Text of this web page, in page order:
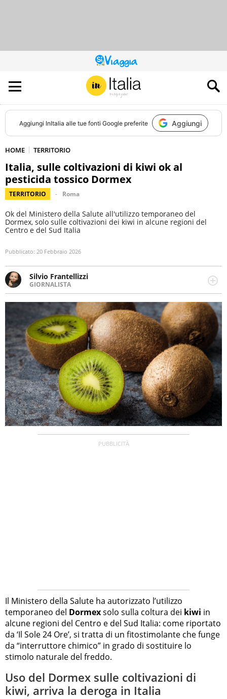
QUESTO
SITO
CONTRIBUISCE
ALL’AUDIENCE
DI
Aggiungi InItalia alle tue fonti Google preferite Aggiungi
HOME TERRITORIO
Italia, sulle coltivazioni di kiwi ok al
pesticida tossico Dormex
TERRITORIO Roma
Ok del Ministero della Salute all'utilizzo temporaneo del
Dormex, solo sulle coltivazioni dei kiwi in alcune regioni del
Centro e del Sud Italia
Pubblicato: 20 Febbraio 2026
Silvio Frantellizzi
GIORNALISTA
Giornalista pubblicista. Da oltre dieci anni si occupa di
informazione sul web, scrivendo di sport, attualità,
cronaca, motori, spettacolo e videogame.
Il Ministero della Salute ha autorizzato l’utilizzo
temporaneo del Dormexsolo sulla coltura dei kiwi in
alcune regioni del Centro e del Sud Italia: come riportato
da ‘Il Sole 24 Ore’, si tratta di un fitostimolante che funge
da “interruttore chimico” in grado di sostituire lo
stimolo naturale del freddo.
Uso del Dormex sulle coltivazioni di
kiwi, arriva la deroga in Italia